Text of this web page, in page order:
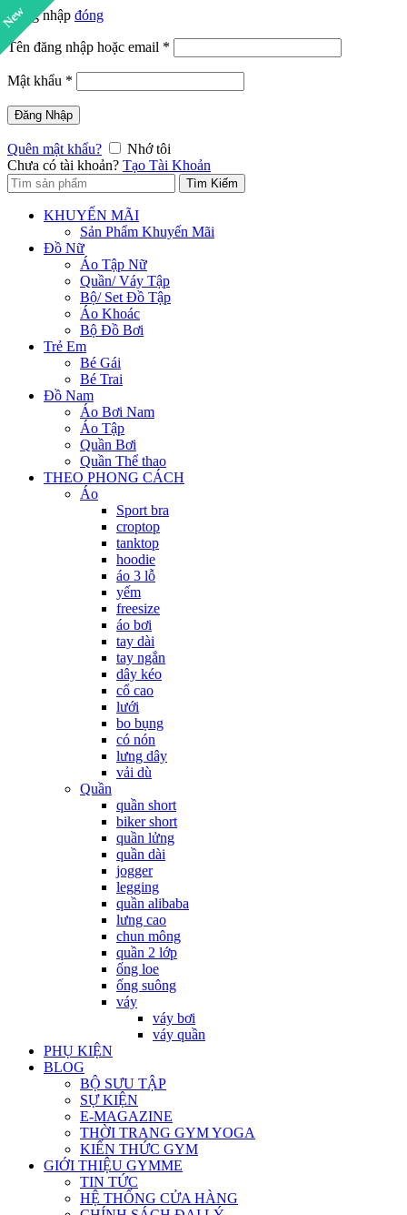
Đăng nhập đóng
Tên đăng nhập hoặc email *
Mật khẩu *
Đăng Nhập
Quên mật khẩu?
Nhớ tôi
Chưa có tài khoản? Tạo Tài Khoản
Tìm:
Tìm Kiếm
KHUYẾN MÃI
Sản Phẩm Khuyến Mãi
Đồ Nữ
Áo Tập Nữ
Quần/ Váy Tập
Bộ/ Set Đồ Tập
Áo Khoác
Bộ Đồ Bơi
Trẻ Em
Bé Gái
Bé Trai
Đồ Nam
Áo Bơi Nam
Áo Tập
Quần Bơi
Quần Thể thao
THEO PHONG CÁCH
Áo
Sport bra
croptop
tanktop
hoodie
áo 3 lỗ
yếm
freesize
áo bơi
tay dài
tay ngắn
dây kéo
cổ cao
lưới
bo bụng
có nón
lưng dây
vải dù
Quần
quần short
biker short
quần lửng
quần dài
jogger
legging
quần alibaba
lưng cao
chun mông
quần 2 lớp
ống loe
ống suông
váy
váy bơi
váy quần
PHỤ KIỆN
BLOG
BỘ SƯU TẬP
SỰ KIỆN
E-MAGAZINE
THỜI TRANG GYM YOGA
KIẾN THỨC GYM
GIỚI THIỆU GYMME
TIN TỨC
HỆ THỐNG CỬA HÀNG
New